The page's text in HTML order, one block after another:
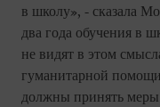
в школу», - сказала
два года обучения в
не видят в этом
гуманитарной
должны принять меры